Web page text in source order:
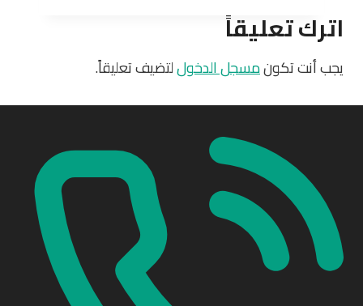
تكريب
النخيل
في
المنزل
اترك تعليقاً
يجب أنت تكونمسجل الدخوللتضيف تعليقاً.